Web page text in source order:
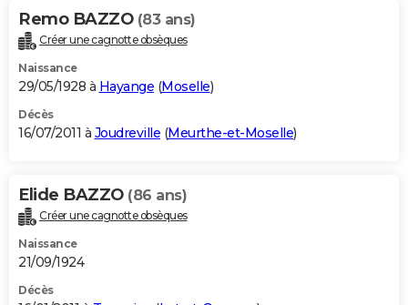
Remo BAZZO (83 ans)
Créer une cagnotte obsèques
Naissance
29/05/1928 à Hayange (Moselle)
Décès
16/07/2011 à Joudreville (Meurthe-et-Moselle)
Elide BAZZO (86 ans)
Créer une cagnotte obsèques
Naissance
21/09/1924
Décès